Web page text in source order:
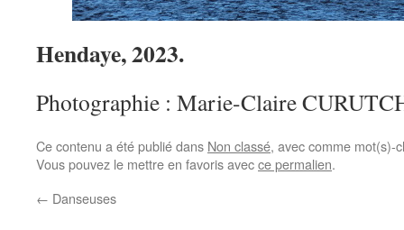
Hendaye, 2023.
Photographie : Marie-Claire
Ce contenu a été publié dans Non classé, avec comme mot(s)-
Vous pouvez le mettre en favoris avecce permalien.
← Danseuses